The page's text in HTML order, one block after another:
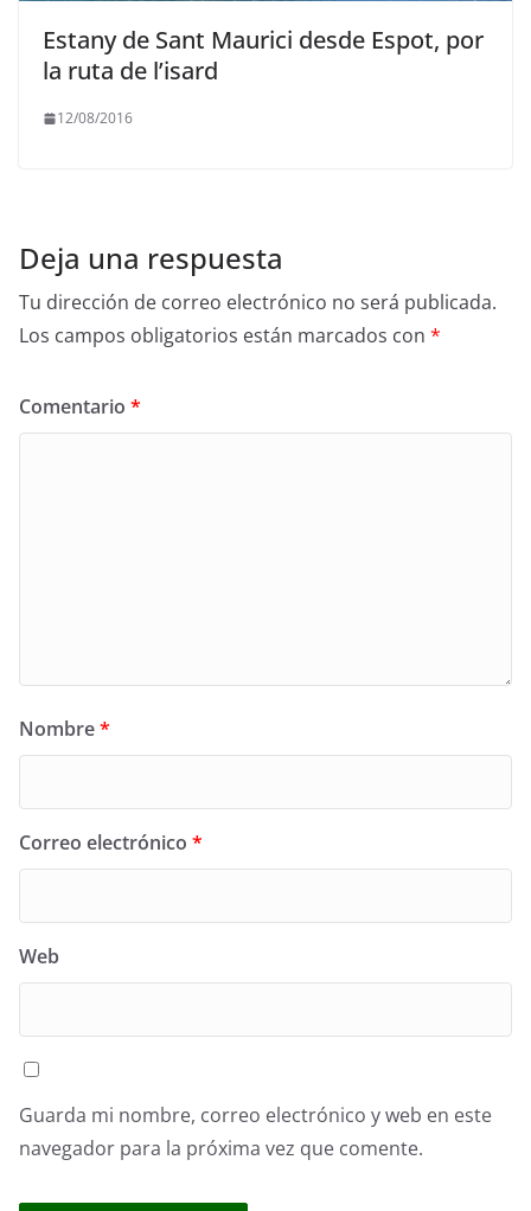
Estany de Sant Maurici desde Espot, por
la ruta de l’isard
12/08/2016
Deja una respuesta
Tu dirección de correo electrónico no será publicada.
Los campos obligatorios están marcados con *
Comentario *
Nombre*
Correo electrónico *
Web
Guarda mi nombre, correo electrónico y web en este
navegador para la próxima vez que comente.